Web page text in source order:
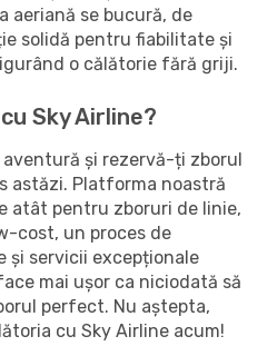
aeriană se bucură, de
solidă pentru fiabilitate și
o călătorie fără griji.
Sky Airline?
și rezervă-ți zborul
astăzi. Platforma noastră
atât pentru zboruri de linie,
cost, un proces de
și servicii excepționale
mai ușor ca niciodată să
perfect. Nu aștepta,
cu Sky Airline acum!